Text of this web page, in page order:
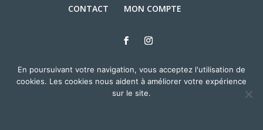
CONTACT
MON COMPTE
photo :INÈS MORIN ELIAS- Réalisation du site :Agence
Babylone
En poursuivant votre navigation, vous acceptez l'utilisation de
cookies. Les cookies nous aident à améliorer votre expérience
sur le site.